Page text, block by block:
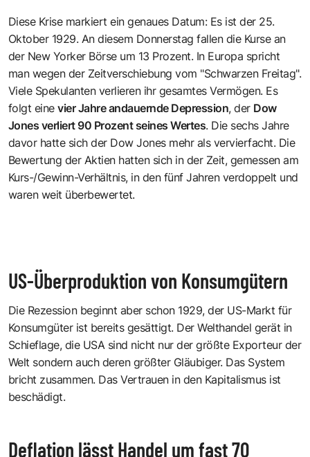
Diese Krise markiert ein genaues Datum: Es ist der 25.
Oktober 1929. An diesem Donnerstag fallen die Kurse an
der New Yorker Börse um 13 Prozent. In Europa spricht
man wegen der Zeitverschiebung vom "Schwarzen Freitag".
Viele Spekulanten verlieren ihr gesamtes Vermögen. Es
folgt einevier Jahre andauernde Depression, der Dow
Jones verliert 90 Prozent seines Wertes. Die sechs Jahre
davor hatte sich der Dow Jones mehr als vervierfacht. Die
Bewertung der Aktien hatten sich in der Zeit, gemessen am
Kurs-/Gewinn-Verhältnis, in den fünf Jahren verdoppelt und
waren weit überbewertet.
US-Überproduktion von Konsumgütern
Die Rezession beginnt aber schon 1929, der US-Markt für
Konsumgüter ist bereits gesättigt. Der Welthandel gerät in
Schieflage, die USA sind nicht nur der größte Exporteur der
Welt sondern auch deren größter Gläubiger. Das System
bricht zusammen. Das Vertrauen in den Kapitalismus ist
beschädigt.
Deflation lässt Handel um fast 70